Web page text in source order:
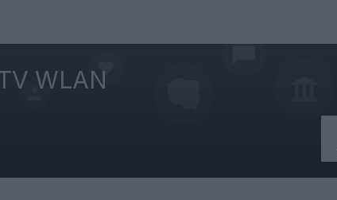
WLAN